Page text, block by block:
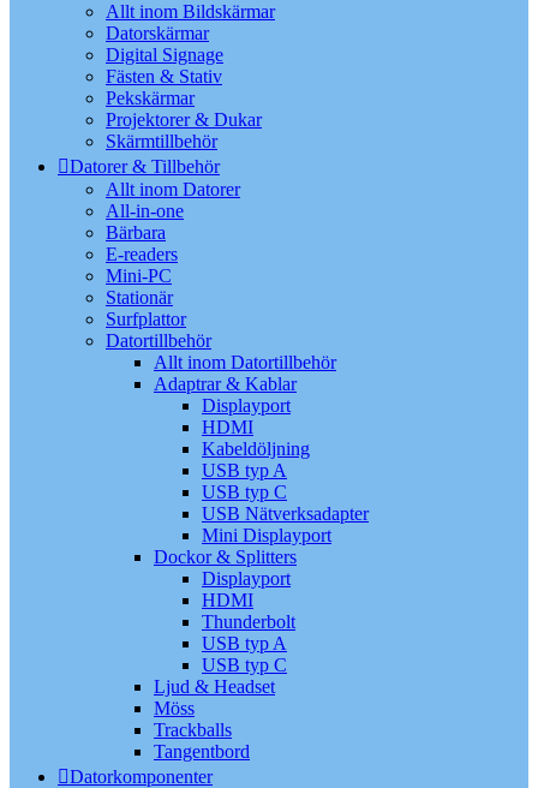
Allt inom Bildskärmar
Datorskärmar
Digital Signage
Fästen & Stativ
Pekskärmar
Projektorer & Dukar
Skärmtillbehör
Datorer & Tillbehör
Allt inom Datorer
All-in-one
Bärbara
E-readers
Mini-PC
Stationär
Surfplattor
Datortillbehör
Allt inom Datortillbehör
Adaptrar & Kablar
Displayport
HDMI
Kabeldöljning
USB typ A
USB typ C
USB Nätverksadapter
Mini Displayport
Dockor & Splitters
Displayport
HDMI
Thunderbolt
USB typ A
USB typ C
Ljud & Headset
Möss
Trackballs
Tangentbord
Datorkomponenter